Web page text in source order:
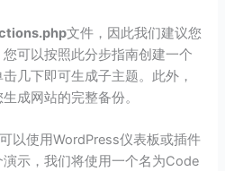
文件，因此我们建议您
可以按照此分步指南创建一个
几下即可生成子主题。此外，
成网站的完整备份。
可以使用WordPress仪表板或插件
示，我们将使用一个名为Code